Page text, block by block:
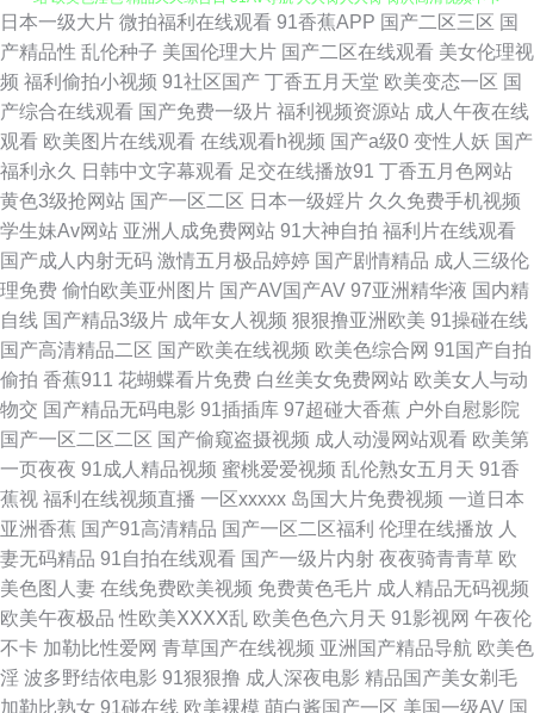
岛国大片中文字幕 亚洲区bt国产 wwwav五月 日本精品中文字幕 97色色资源
站 欧美色淫色 精品久久综合日 51AV导航 人人肏人人肏 肏屄高清视频不卡
亚洲欧洲日本无码 九九这只有精品 91麻豆国产蜜臀 人人妻人人操91 东京热
资源站 亚洲元码影记 91产精品 18AV爱爱 抖阴在线看 黑丝巨乳 熟妇91中文
字幕 91n在线入口 丰满岳母一区二区 少妇天堂 91高清无码电影 五月天狼友
大香蕉综合久久 日韩AV无码网址 九九久久香蕉草 91公司制作传媒 日本成人
A网 黄色超碰高清 亚洲特黄 国产视频25页 亚洲四本道 韩国三级视频网站 国
产另类TS在线 97福利导航 免费欧美A片 国产三级片在线观 网站黄αva 九九
超踫 超碰久拍 青青草视频污 成人依人在线 熟妇人妻视频 老湿机69 欧美极
限扩肛 伊人婷婷影院 日韩欧美综合 www久草com 宅女好色图 www黄 亚洲
成人有码 久久午夜论理片 在线看香蕉视频 日韩91豆花导航 成人dy亚洲 五月
花激情网 岛国精品在线播放 熟女风骚福利导航 久草午夜免费精品 91免费网
日本一级大片 微拍福利在线观看 91香蕉APP 国产二区三区 国
产精品性 乱伦种子 美国伦理大片 国产二区在线观看 美女伦理视
频 福利偷拍小视频 91社区国产 丁香五月天堂 欧美变态一区 国
产综合在线观看 国产免费一级片 福利视频资源站 成人午夜在线
观看 欧美图片在线观看 在线观看h视频 国产a级0 变性人妖 国产
福利永久
日韩中文字幕观看 足交在线播放91 丁香五月色网站
黄色3级抢网站 国产一区二区 日本一级婬片 久久免费手机视频
学生妹Av网站 亚洲人成免费网站 91大神自拍 福利片在线观看
国产成人内射无码 激情五月极品婷婷 国产剧情精品 成人三级伦
理免费 偷怕欧美亚州图片 国产AV国产AV 97亚洲精华液 国内精
自线 国产精品3级片 成年女人视频 狠狠撸亚洲欧美 91操碰在线
国产高清精品二区 国产欧美在线视频 欧美色综合网 91国产自拍
偷拍 香蕉911 花蝴蝶看片免费 白丝美女免费网站 欧美女人与动
物交 国产精品无码电影 91插插库 97超碰大香蕉 户外自慰影院
国产一区二区二区 国产偷窥盗摄视频 成人动漫网站观看 欧美第
一页夜夜 91成人精品视频 蜜桃爱爱视频 乱伦熟女五月天 91香
蕉视 福利在线视频直播 一区xxxxx 岛国大片免费视频 一道日本
亚洲香蕉 国产91高清精品 国产一区二区福利 伦理在线播放 人
妻无码精品 91自拍在线观看 国产一级片内射 夜夜骑青青草 欧
美色图人妻 在线免费欧美视频 免费黄色毛片 成人精品无码视频
欧美午夜极品 性欧美ⅩⅩⅩⅩ乱 欧美色色六月天 91影视网 午夜伦
不卡 加勒比性爱网 青草国产在线视频 亚洲国产精品导航 欧美色
淫 波多野结依电影 91狠狠撸 成人深夜电影 精品国产美女剃毛
加勒比熟女 91碰在线 欧美裸模 萌白酱国产一区 美国一级AV 国